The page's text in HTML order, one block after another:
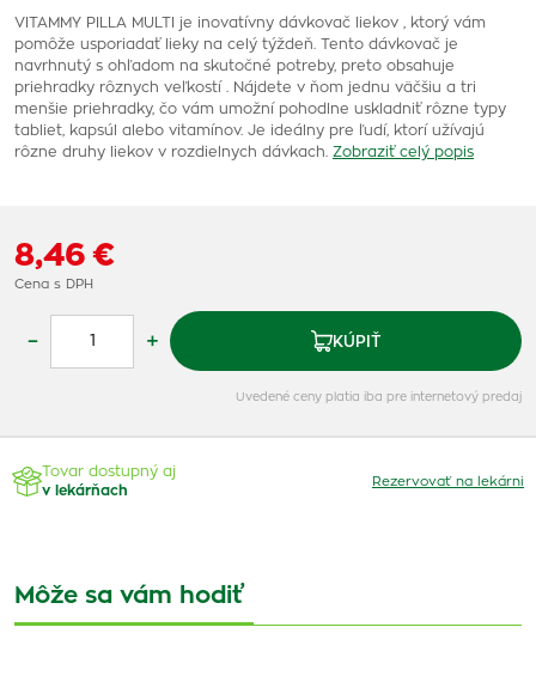
VITAMMY PILLA MULTI je inovatívny dávkovač liekov , ktorý vám
pomôže usporiadať lieky na celý týždeň. Tento dávkovač je
navrhnutý s ohľadom na skutočné potreby, preto obsahuje
priehradky rôznych veľkostí . Nájdete v ňom jednu väčšiu a tri
menšie priehradky, čo vám umožní pohodlne uskladniť rôzne typy
tabliet, kapsúl alebo vitamínov. Je ideálny pre ľudí, ktorí užívajú
rôzne druhy liekov v rozdielnych dávkach. Zobraziť celý popis
8,46 €
Cena s DPH
– + KÚPIŤ
Uvedené ceny platia iba pre internetový predaj
Tovar dostupný aj
v lekárňach
Rezervovať na lekárni
Môže sa vám hodiť